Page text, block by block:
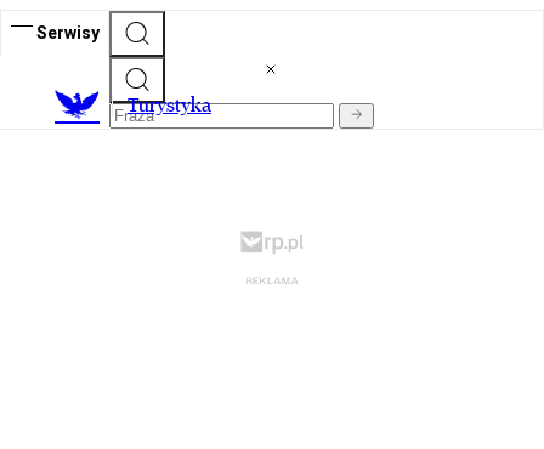
Serwisy
Turystyka